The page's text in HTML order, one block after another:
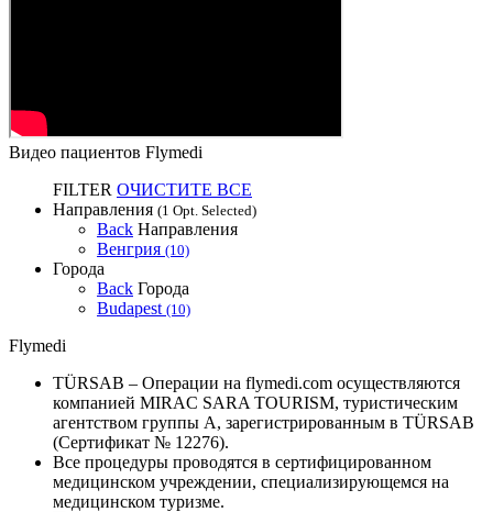
Видео пациентов Flymedi
FILTER ОЧИСТИТЕ ВСЕ
Направления (1 Opt. Selected)
Back Направления
Венгрия (10)
Города
Back Города
Budapest (10)
Flymedi
TÜRSAB – Операции на flymedi.com осуществляются
компанией MIRAC SARA TOURISM, туристическим
агентством группы A, зарегистрированным в TÜRSAB
(Сертификат № 12276).
Все процедуры проводятся в сертифицированном
медицинском учреждении, специализирующемся на
медицинском туризме.